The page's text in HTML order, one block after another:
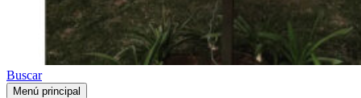
Buscar
Menú principal